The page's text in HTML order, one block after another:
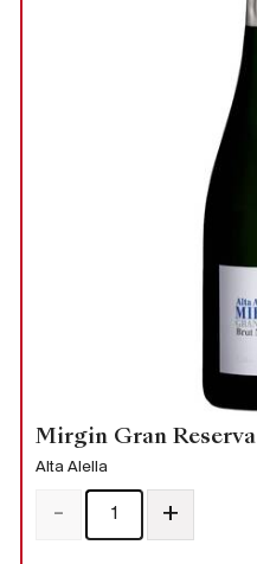
Mirgin Gran Reserva
Alta Alella
- +